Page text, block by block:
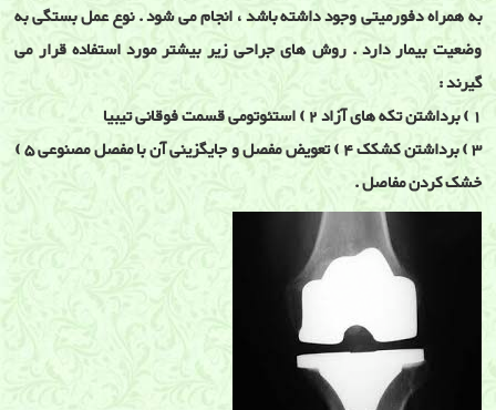
به همراه دفورمیتی وجود داشته باشد ، انجام می شود . نوع عمل بستگی به
وضعیت بیمار دارد . روش های جراحی زیر بیشتر مورد استفاده قرار می
گیرند :
1 ) برداشتن تکه های آزاد 2 ) استئوتومی قسمت فوقانی تیبیا
3 ) برداشتن کشکک 4 ) تعویض مفصل و جایگزینی آن با مفصل مصنوعی 5 )
خشک کردن مفاصل .